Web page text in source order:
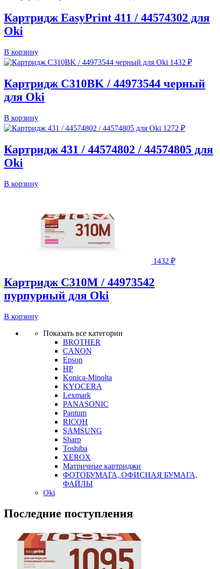
Картридж EasyPrint 411 / 44574302 для
Oki
В корзину
1432 ₽
Картридж C310BK / 44973544 черный
для Oki
В корзину
1272 ₽
Картридж 431 / 44574802 / 44574805 для
Oki
В корзину
1432 ₽
Картридж C310M / 44973542
пурпурный для Oki
В корзину
Показать все категории
BROTHER
CANON
Epson
HP
Konica-Minolta
KYOCERA
Lexmark
PANASONIC
Pantum
RICOH
SAMSUNG
Sharp
Toshiba
XEROX
Матричные картриджи
ФОТОБУМАГА, ОФИСНАЯ БУМАГА,
ФАЙЛЫ
Oki
Последние поступления